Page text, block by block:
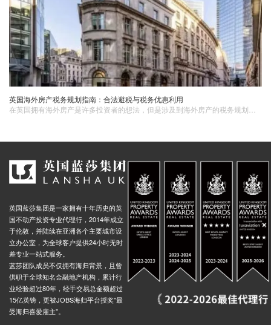
英国海外房产税务规划指南：合法避税与税务优惠利用
英国蓝莎集团是一家拥有十年历史的英
国不动产投资专业代理行，2014年成立
于伦敦，并陆续在亚洲各个主要城市设
立办公室，为全球客户提供24小时无时
差专业一站式服务。
蓝莎团队成员不仅拥有海归背景，且曾
供职于全球知名金融地产机构，累计行
业经验超过80年，经手交易总金额超过
15亿英镑，更被JOBS海归平台授奖"最
受海归喜爱雇主"。